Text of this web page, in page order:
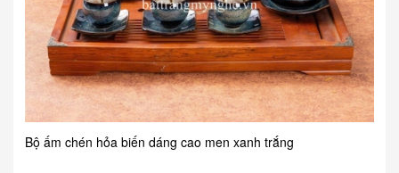
Bộ ấm chén hỏa biến dáng cao men xanh trắng